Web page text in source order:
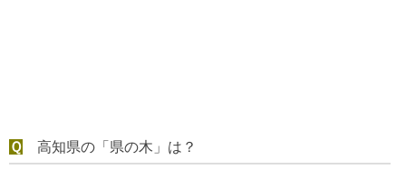
Ｑ 高知県の「県の木」は？